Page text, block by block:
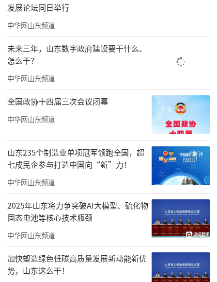
界风筝之都，亲眼看到的一切，让我特别激
动。”她抬头望着漫天风筝笑着说，“这里既
有最传统的风筝，也有最现代的设计，还成了
风筝全球制造中心。”
来自奥地利的Helmut C也是潍坊的老朋友
了，这回他特意带了一堆小巧的风筝，看见有
人好奇地张望，便笑着递过去一只：“来，自
己试试，放一下。”每次到潍坊，他总要去风
筝博物馆参观和年轻的制作者们交流技法、聊
聊传统。他说，自己更像是个“风筝大使”，
就想把这份奇妙的快乐传出去，让更多人知道
放风筝这事到底有多开心。
托马斯从多米尼克飞到潍坊后，特意跑去
风筝工坊参观，学了不少制作门道。“风筝把
我们不同肤色的朋友聚在一起，聊国家、聊梦
想，也聊和风筝的故事。一根线，真的能一下
子把彼此拉近。”
发展论坛同日举行
中华网山东频道
未来三年，山东数字政府建设要干什么、
怎么干？
中华网山东频道
全国政协十四届三次会议闭幕
中华网山东频道
山东235个制造业单项冠军领跑全国，超
七成民企参与打造中国向“新”力！
中华网山东频道
2025年山东将力争突破AI大模型、硫化物
固态电池等核心技术瓶颈
中华网山东频道
加快塑造绿色低碳高质量发展新动能新优
势，山东这么干！